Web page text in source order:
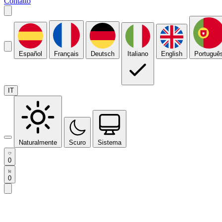
Español Français Deutsch Italiano English
IT
Naturalmente Scuro Sistema
0
0